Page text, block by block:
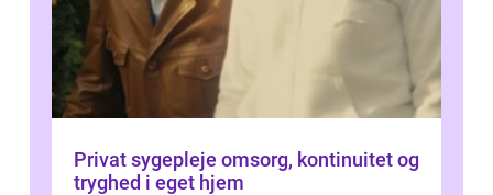
Privat sygepleje omsorg, kontinuitet og
tryghed i eget hjem